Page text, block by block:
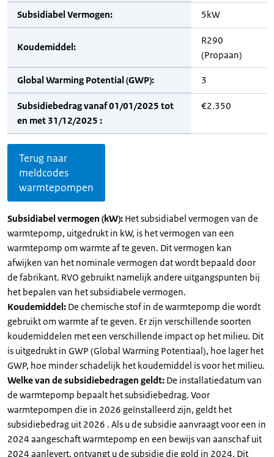
Subsidiabel Vermogen: 5kW
Koudemiddel:
R290
(Propaan)
Global Warming Potential (GWP): 3
Subsidiebedrag vanaf 01/01/2025 tot
en met 31/12/2025 :
€2.350
Terug naar
meldcodes
warmtepompen
Subsidiabel vermogen (kW): Het subsidiabel vermogen van de
warmtepomp, uitgedrukt in kW, is het vermogen van een
warmtepomp om warmte af te geven. Dit vermogen kan
afwijken van het nominale vermogen dat wordt bepaald door
de fabrikant. RVO gebruikt namelijk andere uitgangspunten bij
het bepalen van het subsidiabele vermogen.
Koudemiddel: De chemische stof in de warmtepomp die wordt
gebruikt om warmte af te geven. Er zijn verschillende soorten
koudemiddelen met een verschillende impact op het milieu. Dit
is uitgedrukt in GWP (Global Warming Potentiaal), hoe lager het
GWP, hoe minder schadelijk het koudemiddel is voor het milieu.
Welke van de subsidiebedragen geldt: De installatiedatum van
de warmtepomp bepaalt het subsidiebedrag. Voor
warmtepompen die in 2026 geïnstalleerd zijn, geldt het
subsidiebedrag uit 2026 . Als u de subsidie aanvraagt voor een in
2024 aangeschaft warmtepomp en een bewijs van aanschaf uit
2024 aanlevert, ontvangt u de subsidie die gold in 2024. Dit